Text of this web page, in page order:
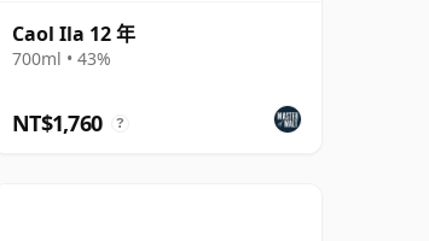
Caol Ila 12 年
700ml • 43%
NT$1,760 ?